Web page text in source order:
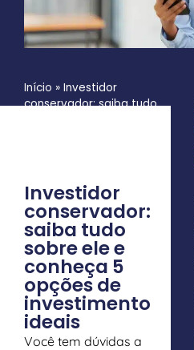
Início » Investidor
conservador: saiba tudo
Investidor
conservador:
saiba tudo
sobre ele e
conheça 5
opções de
investimento
ideais
Você tem dúvidas a